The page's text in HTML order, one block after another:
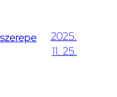
2025.
11. 25.